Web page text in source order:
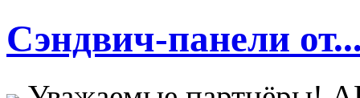
Сэндвич-панели